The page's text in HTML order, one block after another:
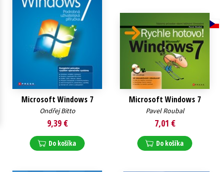
Technické vedy
Učebnice
Umenie a kultúra
Výchova a pedagogika
Young adult
Young adult (SK)
Zdravie a životný štýl
Microsoft Windows 7
Ondřej Bitto
9,39 €
Do košíka
Microsoft Windows 7
Pavel Roubal
7,01 €
Do košíka